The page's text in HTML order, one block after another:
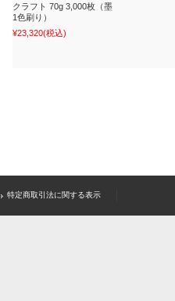
クラフト 70g 3,000枚（墨
1色刷り）
¥23,320(税込)
特定商取引法に関する表示